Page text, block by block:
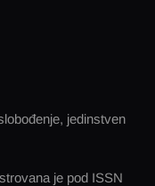
jedinstven
je pod ISSN